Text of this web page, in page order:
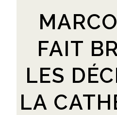
FAIT
LES
LA